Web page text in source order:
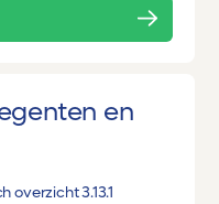
en
overzicht 3.13.1